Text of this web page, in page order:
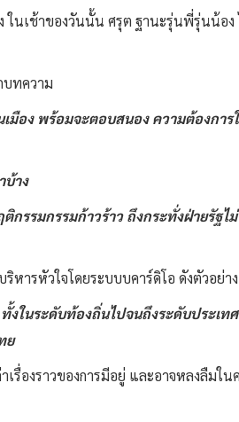
เช้าของวันนั้น ศรุต ฐานะรุ่นพี่รุ่นน้อง
บทความ
อง พร้อมจะตอบสนอง ความต้องการ
าง
รรมกรรมก้าวร้าว ถึงกระทั่งฝ่ายรัฐ
ารหัวใจโดยระบบบคาร์ดิโอ ดังตัวอย่าง
ในระดับท้องถิ่นไปจนถึงระดับประเ
ย
องราวของการมีอยู่ และอาจหลงลืมใ